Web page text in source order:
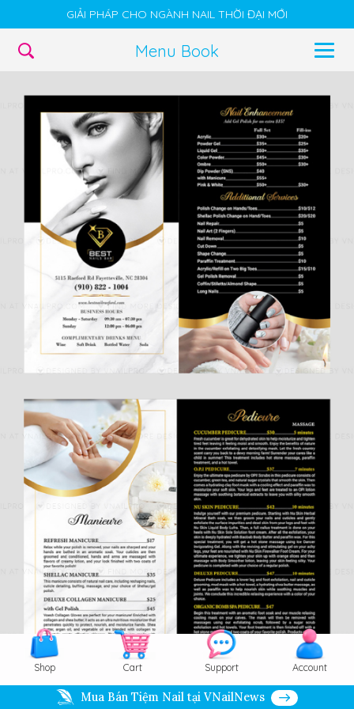
GIẢI PHÁP CHO NGÀNH NAIL THỜI ĐẠI MỚI
Menu Book
Shop Cart Support Account
Mua Bán Tiệm Nail tại VNailNews